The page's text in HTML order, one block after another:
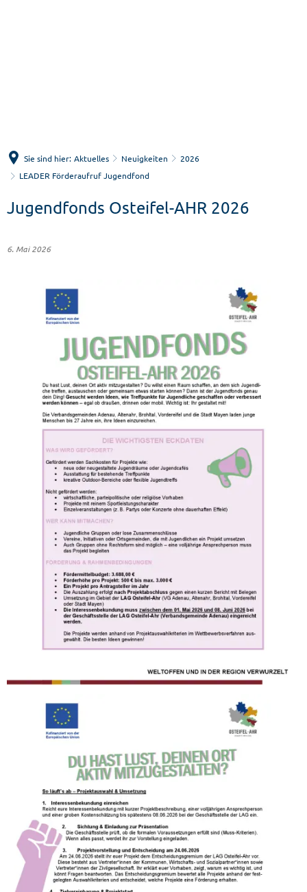
Sie sind hier: Aktuelles Neuigkeiten
2026
LEADER Förderaufruf Jugendfond
Jugendfonds Osteifel-AHR 2026
6. Mai 2026